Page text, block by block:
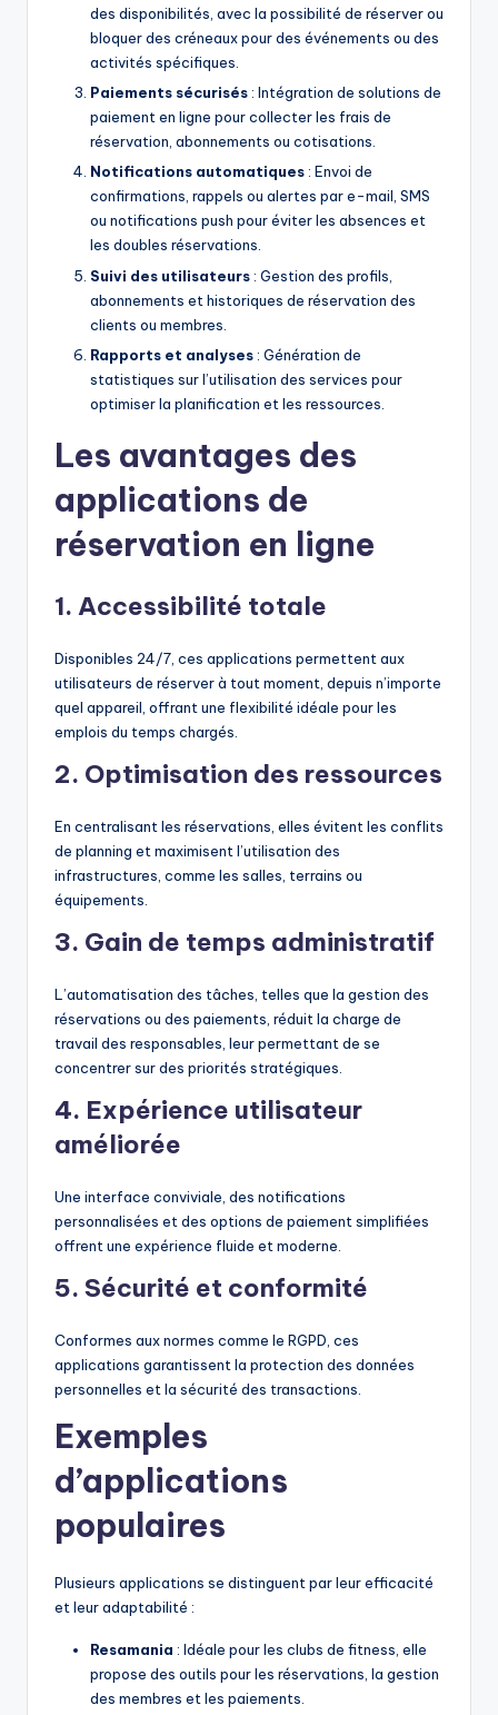
des disponibilités, avec la possibilité de réserver ou
bloquer des créneaux pour des événements ou des
activités spécifiques.
Paiements sécurisés : Intégration de solutions de
paiement en ligne pour collecter les frais de
réservation, abonnements ou cotisations.
Notifications automatiques : Envoi de
confirmations, rappels ou alertes par e-mail, SMS
ou notifications push pour éviter les absences et
les doubles réservations.
Suivi des utilisateurs : Gestion des profils,
abonnements et historiques de réservation des
clients ou membres.
Rapports et analyses : Génération de
statistiques sur l’utilisation des services pour
optimiser la planification et les ressources.
Les avantages des
applications de
réservation en ligne
1. Accessibilité totale
Disponibles 24/7, ces applications permettent aux
utilisateurs de réserver à tout moment, depuis n’importe
quel appareil, offrant une flexibilité idéale pour les
emplois du temps chargés.
2. Optimisation des ressources
En centralisant les réservations, elles évitent les conflits
de planning et maximisent l’utilisation des
infrastructures, comme les salles, terrains ou
équipements.
3. Gain de temps administratif
L’automatisation des tâches, telles que la gestion des
réservations ou des paiements, réduit la charge de
travail des responsables, leur permettant de se
concentrer sur des priorités stratégiques.
4. Expérience utilisateur
améliorée
Une interface conviviale, des notifications
personnalisées et des options de paiement simplifiées
offrent une expérience fluide et moderne.
5. Sécurité et conformité
Conformes aux normes comme le RGPD, ces
applications garantissent la protection des données
personnelles et la sécurité des transactions.
Exemples
d’applications
populaires
Plusieurs applications se distinguent par leur efficacité
et leur adaptabilité :
Resamania : Idéale pour les clubs de fitness, elle
propose des outils pour les réservations, la gestion
des membres et les paiements.